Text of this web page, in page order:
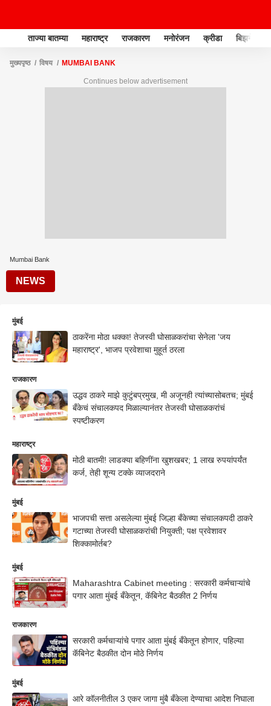
ताज्या बातम्या महाराष्ट्र राजकारण मनोरंजन क्रीडा बिझनेस
मुख्यपृष्ठ विषय MUMBAI BANK
Continues below advertisement
Mumbai Bank
NEWS
मुंबई
ठाकरेंना मोठा धक्का! तेजस्वी घोसाळकरांचा सेनेला 'जय
महाराष्ट्र', भाजप प्रवेशाचा मुहूर्त ठरला
राजकारण
उद्धव ठाकरे माझे कुटुंबप्रमुख, मी अजूनही त्यांच्यासोबतच; मुंबई
बँकेचं संचालकपद मिळाल्यानंतर तेजस्वी घोसाळकरांचं
स्पष्टीकरण
महाराष्ट्र
मोठी बातमी! लाडक्या बहि‍णींना खुशखबर; 1 लाख रुपयांपर्यंत
कर्ज, तेही शून्य टक्के व्याजदराने
मुंबई
भाजपची सत्ता असलेल्या मुंबई जिल्हा बँकेच्या संचालकपदी ठाकरे
गटाच्या तेजस्वी घोसाळकरांची नियुक्ती; पक्ष प्रवेशावर
शिक्कामोर्तब?
मुंबई
Maharashtra Cabinet meeting : सरकारी कर्मचाऱ्यांचे
पगार आता मुंबई बँकेतून, कॅबिनेट बैठकीत 2 निर्णय
राजकारण
सरकारी कर्मचाऱ्यांचे पगार आता मुंबई बँकेतून होणार, पहिल्या
कॅबिनेट बैठकीत दोन मोठे निर्णय
मुंबई
आरे कॉलनीतील 3 एकर जागा मुंबै बँकेला देण्याचा आदेश निघाला